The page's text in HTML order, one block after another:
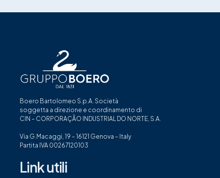
Boero Bartolomeo S.p.A. Società
soggetta a direzione e coordinamento di
CIN – CORPORAÇÃO INDUSTRIAL DO NORTE, S.A.
Via G.Macaggi, 19 – 16121 Genova – Italy
Partita IVA 00267120103
Link utili